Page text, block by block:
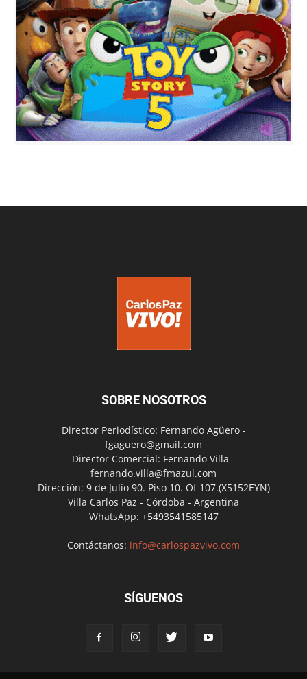
SOBRE NOSOTROS
Director Periodístico: Fernando Agüero -
fgaguero@gmail.com
Director Comercial: Fernando Villa -
fernando.villa@fmazul.com
Dirección: 9 de Julio 90. Piso 10. Of 107.(X5152EYN)
Villa Carlos Paz - Córdoba - Argentina
WhatsApp: +5493541585147
Contáctanos: info@carlospazvivo.com
SÍGUENOS